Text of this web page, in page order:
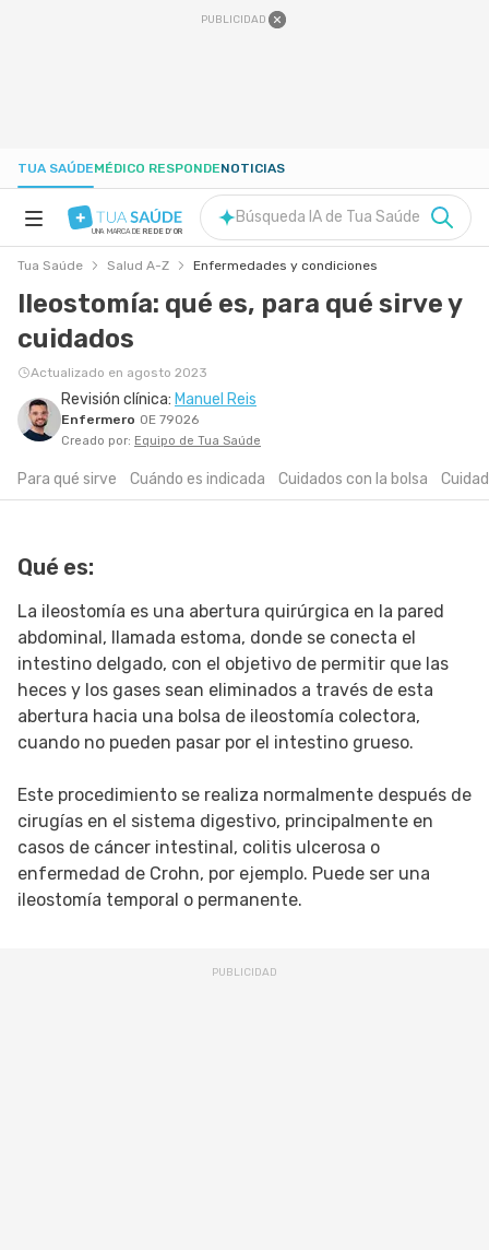
PUBLICIDAD
TUA SAÚDEMÉDICO RESPONDENOTICIAS
NUTRICIÓN
EMBARAZO
UNA MARCA DE REDE D'OR
Búsqueda IA de Tua Saúde
Tua Saúde Salud A-Z Enfermedades y condiciones
Ileostomía: qué es, para qué sirve y
cuidados
Actualizado en agosto 2023
Revisión clínica: Manuel Reis
Enfermero OE 79026
Creado por: Equipo de Tua Saúde
Para qué sirve Cuándo es indicada Cuidados con la bolsa
Qué es:
La ileostomía es una abertura quirúrgica en la pared
abdominal, llamada estoma, donde se conecta el
intestino delgado, con el objetivo de permitir que las
heces y los gases sean eliminados a través de esta
abertura hacia una bolsa de ileostomía colectora,
cuando no pueden pasar por el intestino grueso.
Este procedimiento se realiza normalmente después de
cirugías en el sistema digestivo, principalmente en
casos de cáncer intestinal, colitis ulcerosa o
enfermedad de Crohn, por ejemplo. Puede ser una
ileostomía temporal o permanente.